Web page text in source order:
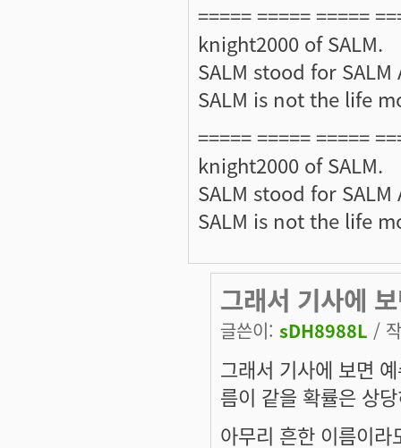
===== ===== =====
knight2000 of SALM.
SALM stood for
SALM is not the life
===== ===== =====
knight2000 of SALM.
SALM stood for
SALM is not the life
그래서 기사에
글쓴이: sDH8988L /
그래서 기사에 보면
름이 같을 확률은 상
아무리 흔한 이름이